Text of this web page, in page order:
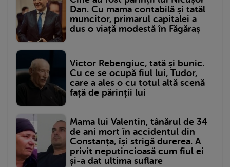
Dan. Cu mama contabilă și tatăl
muncitor, primarul capitalei a
dus o viață modestă în Făgăraș
Victor Rebengiuc, tată și bunic.
Cu ce se ocupă fiul lui, Tudor,
care a ales o cu totul altă scenă
față de părinții lui
Mama lui Valentin, tânărul de 34
de ani mort în accidentul din
Constanța, își strigă durerea. A
privit neputincioasă cum fiul ei
și-a dat ultima suflare